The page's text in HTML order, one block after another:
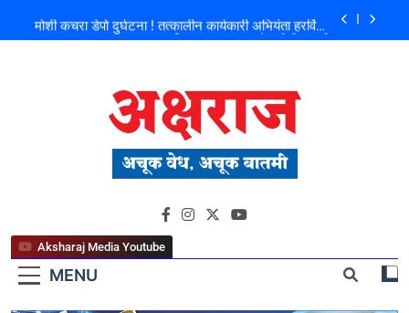
मोशी कचरा डेपो दुर्घटना ! तत्कालीन कार्यकारी अभियंता हरविंदर
सिंग बंसल यांच्या चौकशीची मागणी
पहाटे घरफोड्या, दिवसा चोरी; चोरट्यांचा बिडी कामगार परिसरावर
फ्लॅट विक्रीतील २.६४ कोटींच्या अपहाराचा आरोप; बांधकाम
व्यावसायिक दाम्पत्यावर गुन्हा
मोशी कचरा डेपो दुर्घटना ! तत्कालीन कार्यकारी अभियंता हरविंदर
शिळगावच्या पोलीस पाटलांचे निधन; समाजसेवेचा आधारवड
अक्षराज न्यूज पोर्टल
MENU
Aksharaj Media Youtube